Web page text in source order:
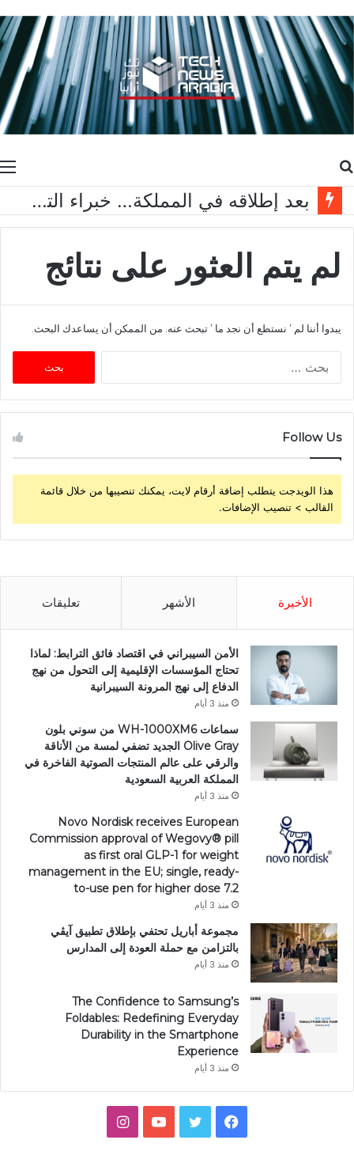
عن
بعد إطلاقه في المملكة… خبراء التقنية ورواد مجتمع الألعاب يشاركون انطباعاتهم حول TECNO POVA 8 Pro 5G
لم يتم العثور على نتائج
يبدوا أننا لم ’ نستطع أن نجد ما ’ تبحث عنه. من الممكن أن يساعدك البحث.
Follow Us
هذا الويدجت يتطلب إضافة أرقام لايت، يمكنك تنصيبها من خلال قائمة
القالب > تنصيب الإضافات.
الأخيرة الأشهر تعليقات
الأمن السيبراني في اقتصاد فائق الترابط: لماذا
تحتاج المؤسسات الإقليمية إلى التحول من نهج
الدفاع إلى نهج المرونة السيبرانية
منذ 3 أيام
سماعات WH-1000XM6 من سوني بلون
Olive Gray الجديد تضفي لمسة من الأناقة
والرقي على عالم المنتجات الصوتية الفاخرة في
المملكة العربية السعودية
منذ 3 أيام
Novo Nordisk receives European
Commission approval of Wegovy®️ pill
as first oral GLP-1 for weight
management in the EU; single, ready-
to-use pen for higher dose 7.2
منذ 3 أيام
مجموعة أباريل تحتفي بإطلاق تطبيق آيڤي
بالتزامن مع حملة العودة إلى المدارس
منذ 3 أيام
The Confidence to Samsung’s
Foldables: Redefining Everyday
Durability in the Smartphone
Experience
منذ 3 أيام
فيسبوك تويتر يوتيوبانستقرام